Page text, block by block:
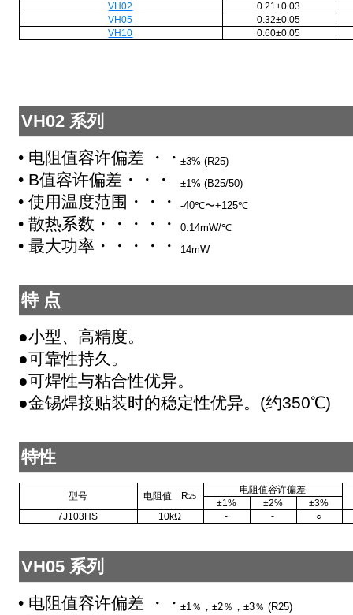
VH02
0.21±0.03
VH05
0.32±0.05
VH10
0.60±0.05
VH02 系列
• 电阻值容许偏差 ・・・・・
±3% (R25)
• B值容许偏差・・・・・・・
±1% (B25/50)
• 使用温度范围・・・・・・・
-40℃〜+125℃
• 散热系数・・・・・・・・・
0.14mW/℃
• 最大功率・・・・・・・・・
14mW
特 点
●小型、高精度。
●可靠性持久。
●可焊性与粘合性优异。
●金锡焊接贴装时的稳定性优异。(约350℃)
特性
型号 电阻值 R25
电阻值容许偏差
±1%
±2%
±3%
7J103HS
10kΩ - - ○
VH05 系列
• 电阻值容许偏差 ・・・・・±1％，±2％，±3％ (R25)